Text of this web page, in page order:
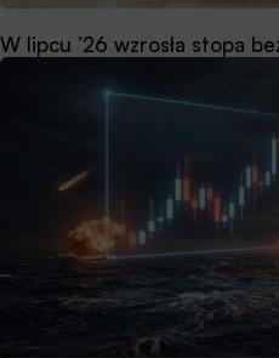
W lipcu ’26 wzrosła stopa